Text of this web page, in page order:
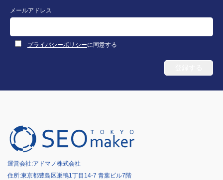
メールアドレス
プライバシーポリシーに同意する
運営会社:アドマノ株式会社
住所:東京都豊島区巣鴨1丁目14-7 青葉ビル7階